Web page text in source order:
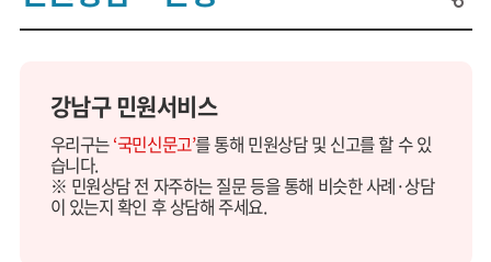
강남구 민원서비스
우리구는‘국민신문고’를 통해 민원상담 및 신고를 할 수 있
습니다.
※ 민원상담 전 자주하는 질문 등을 통해 비슷한 사례·상담
이 있는지 확인 후 상담해 주세요.